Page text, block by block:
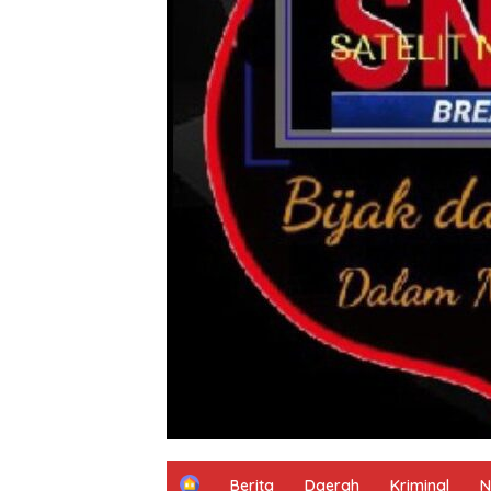
H
Berita Daerah Kriminal